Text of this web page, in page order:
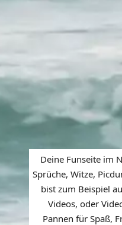
Deine Funseite im
Sprüche, Witze,
bist zum Beispiel
Videos, oder
Pannen für Spaß,